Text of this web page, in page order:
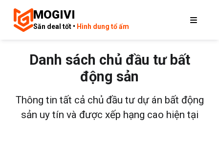
MOGIVI
Săn deal tốt • Hình dung tổ ấm
Danh sách chủ đầu tư bất
động sản
Thông tin tất cả chủ đầu tư dự án bất động
sản uy tín và được xếp hạng cao hiện tại